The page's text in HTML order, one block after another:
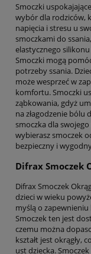
Smoczki
wybór dla rodziców,
napięcia i stresu u
smoczkami do
elastycznego
Smoczki mogą
potrzeby ssania.
może wesprzeć w
komfortu. Smoczki
ząbkowania, gdyż
na złagodzenie bólu
smoczka dla
wybierasz smoczek
bezpieczny i
Difrax Smoczek
Difrax Smoczek
dzieci w wieku
myślą o
Smoczek ten jest
czemu można
kształt jest okrągły,
ust dziecka.